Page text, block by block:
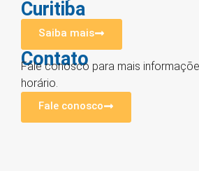
Curitiba
Saiba mais
Contato
Fale conosco para mais
horário.
Fale conosco